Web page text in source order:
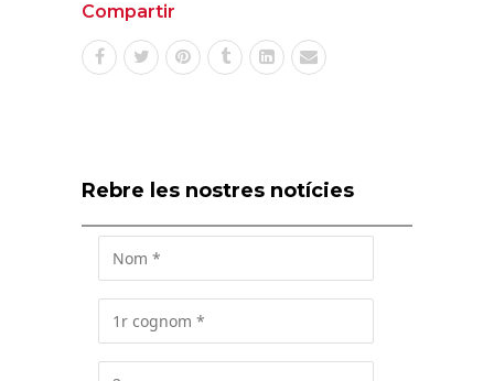
Compartir
Rebre les nostres notícies